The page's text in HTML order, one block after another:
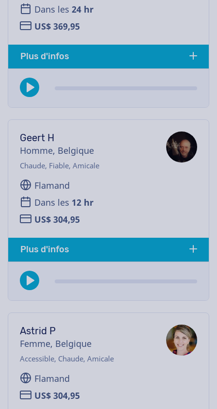
Dans les 24 hr
US$ 369,95
Plus d'infos
Geert H
Homme, Belgique
Chaude, Fiable, Amicale
Flamand
Dans les 12 hr
US$ 304,95
Plus d'infos
Astrid P
Femme, Belgique
Accessible, Chaude, Amicale
Flamand
US$ 304,95